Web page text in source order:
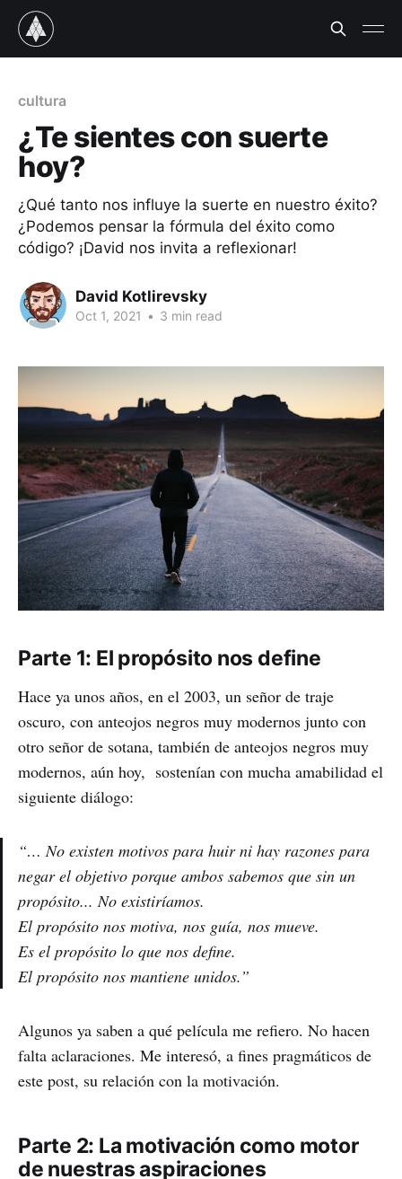
cultura
¿Te sientes con suerte
hoy?
¿Qué tanto nos influye la suerte en nuestro éxito?
¿Podemos pensar la fórmula del éxito como
código? ¡David nos invita a reflexionar!
David Kotlirevsky
Oct 1, 2021 • 3 min read
Parte 1: El propósito nos define
Hace ya unos años, en el 2003, un señor de traje
oscuro, con anteojos negros muy modernos junto con
otro señor de sotana, también de anteojos negros muy
modernos, aún hoy, sostenían con mucha amabilidad el
siguiente diálogo:
“… No existen motivos para huir ni hay razones para
negar el objetivo porque ambos sabemos que sin un
propósito... No existiríamos.
El propósito nos motiva, nos guía, nos mueve.
Es el propósito lo que nos define.
El propósito nos mantiene unidos.”
Algunos ya saben a qué película me refiero. No hacen
falta aclaraciones. Me interesó, a fines pragmáticos de
este post, su relación con la motivación.
Parte 2: La motivación como motor
de nuestras aspiraciones